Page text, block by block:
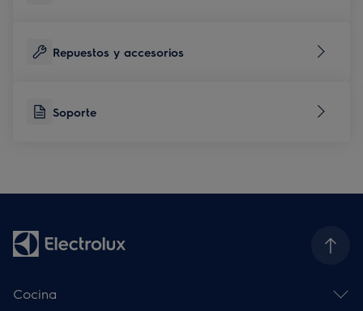
Repuestos y accesorios
Soporte
Cocina